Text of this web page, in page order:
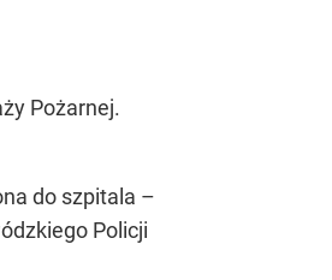
Pożarnej.
do szpitala –
Policji